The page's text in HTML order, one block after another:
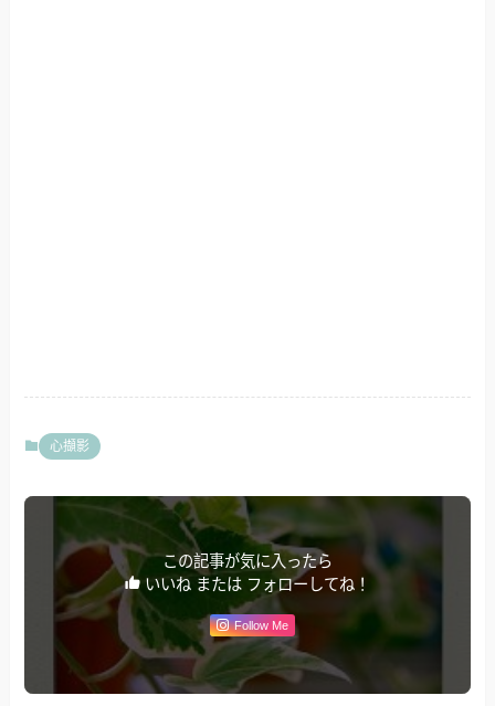
心擷影
この記事が気に入ったら
いいね または フォローしてね！
Follow Me